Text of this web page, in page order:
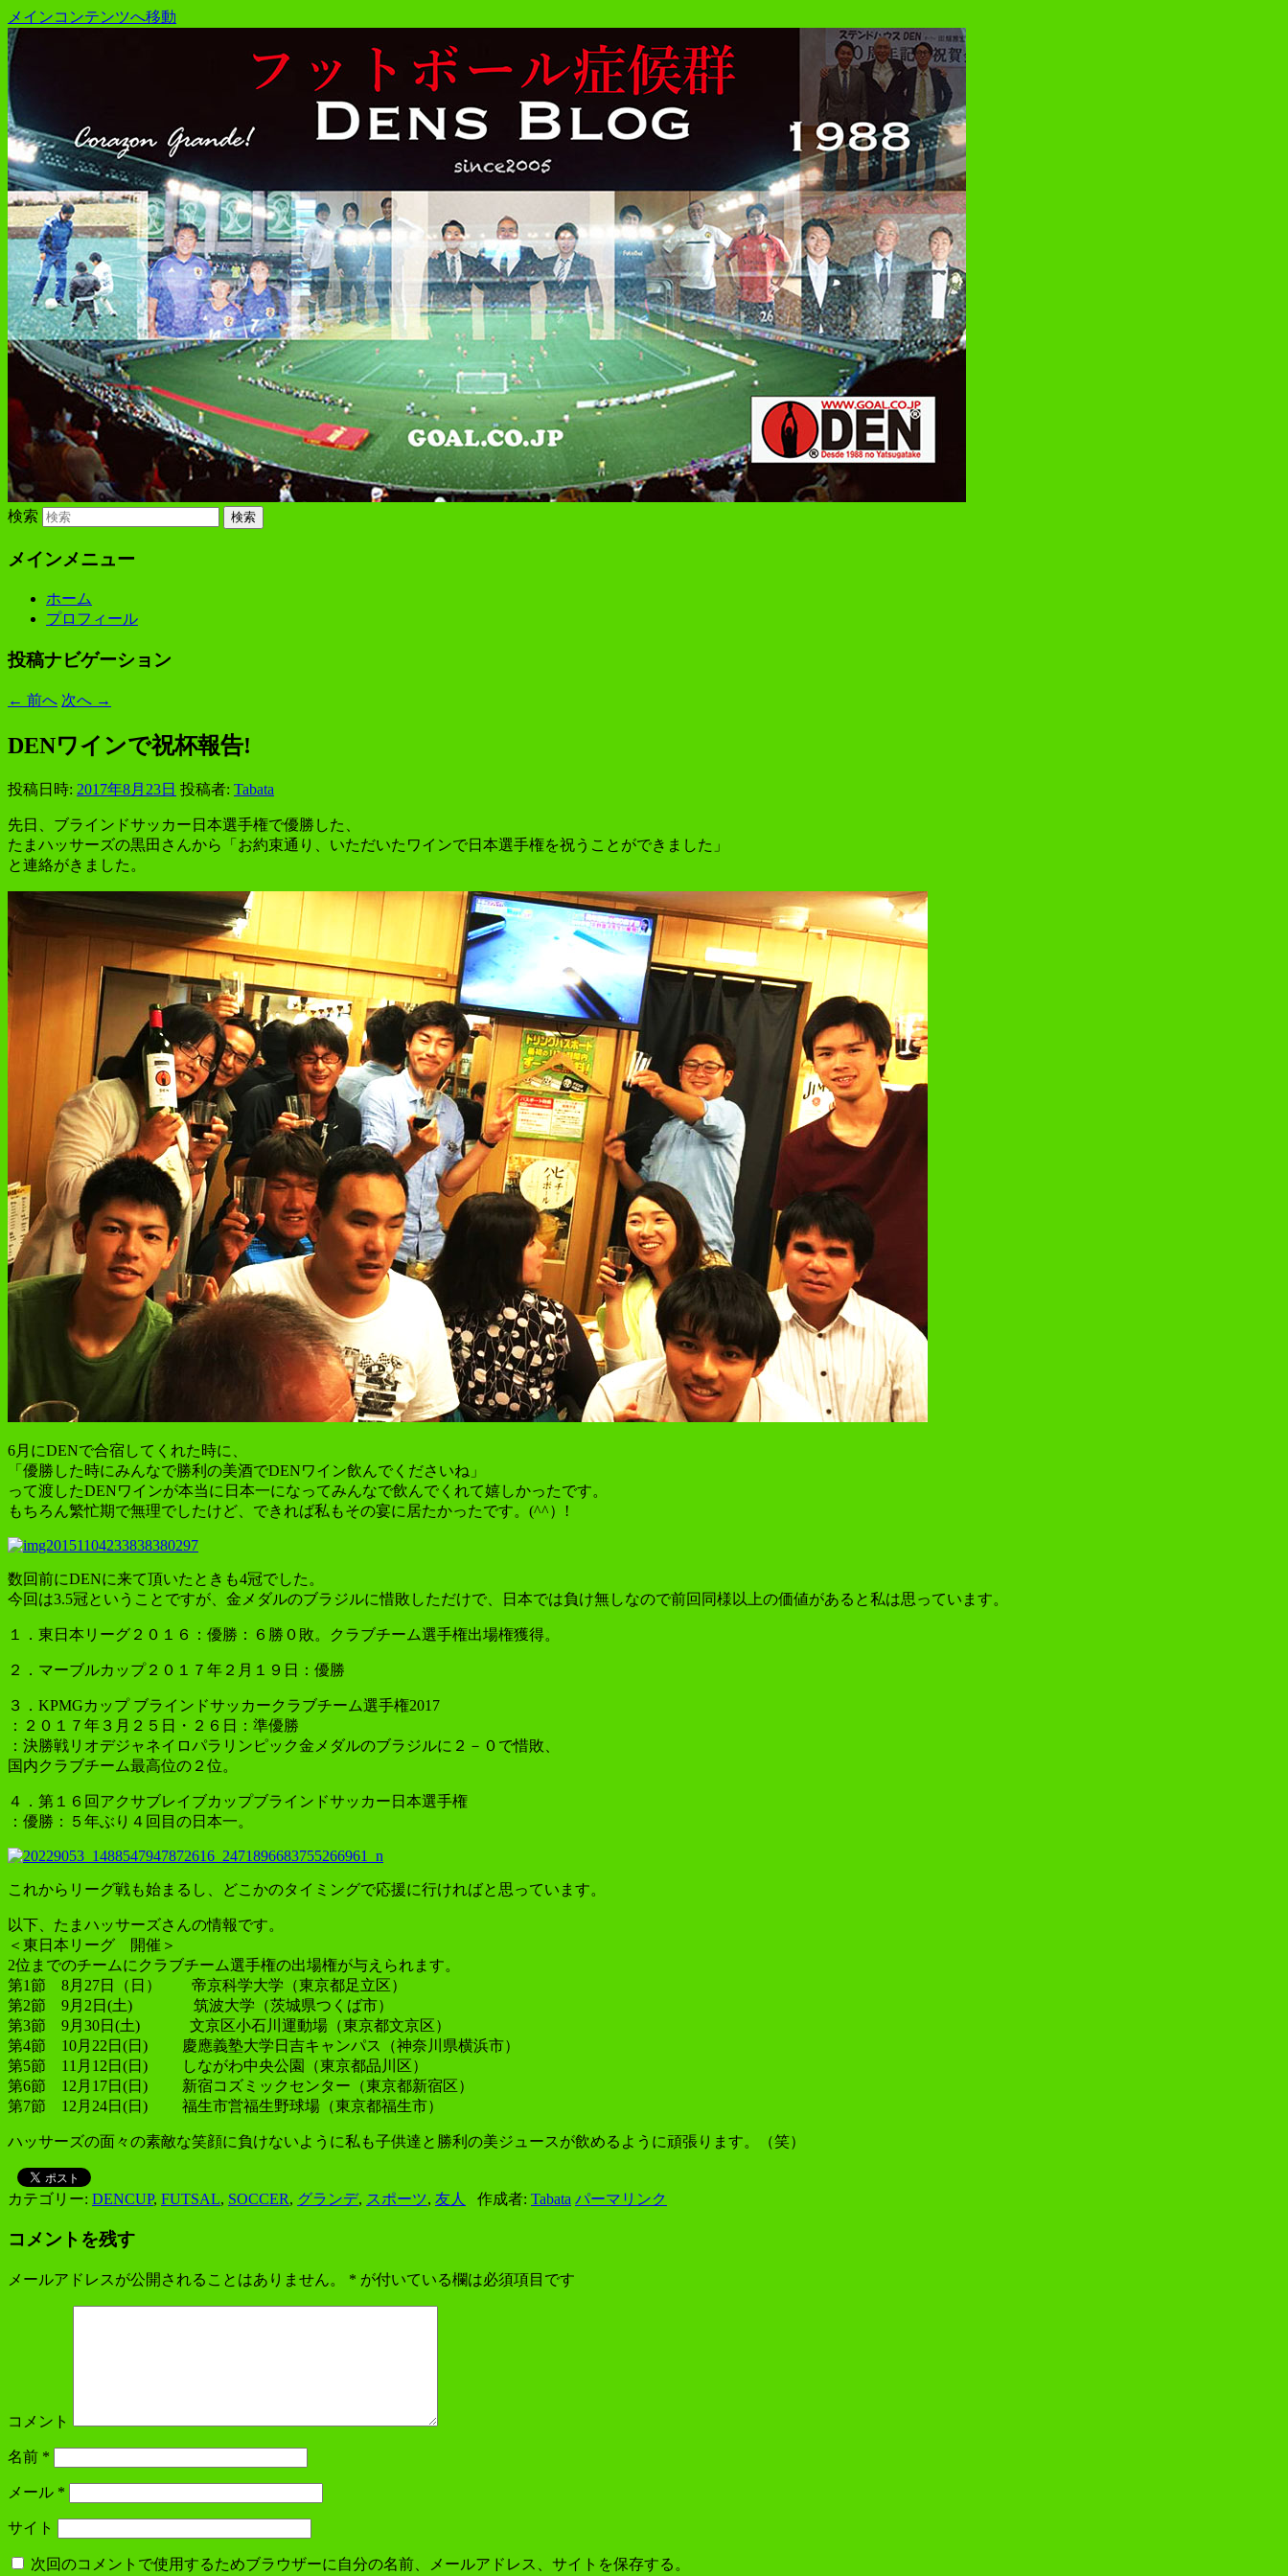
メインコンテンツへ移動
フットボール症候群発令!!
プレーヤー48年・監督30年のおやじが勝手にサッカーの事書いています。
検索
メインメニュー
ホーム
プロフィール
投稿ナビゲーション
← 前へ 次へ →
DENワインで祝杯報告!
投稿日時: 2017年8月23日 投稿者: Tabata
先日、ブラインドサッカー日本選手権で優勝した、
たまハッサーズの黒田さんから「お約束通り、いただいたワインで日本選手権を祝うことができました」
と連絡がきました。
6月にDENで合宿してくれた時に、
「優勝した時にみんなで勝利の美酒でDENワイン飲んでくださいね」
って渡したDENワインが本当に日本一になってみんなで飲んでくれて嬉しかったです。
もちろん繁忙期で無理でしたけど、できれば私もその宴に居たかったです。(^^）!
数回前にDENに来て頂いたときも4冠でした。
今回は3.5冠ということですが、金メダルのブラジルに惜敗しただけで、日本では負け無しなので前回同様以上の価値があると私は思っています。
１．東日本リーグ２０１６：優勝：６勝０敗。クラブチーム選手権出場権獲得。
２．マーブルカップ２０１７年２月１９日：優勝
３．KPMGカップ ブラインドサッカークラブチーム選手権2017
：２０１７年３月２５日・２６日：準優勝
：決勝戦リオデジャネイロパラリンピック金メダルのブラジルに２－０で惜敗、
国内クラブチーム最高位の２位。
４．第１６回アクサブレイブカップブラインドサッカー日本選手権
：優勝：５年ぶり４回目の日本一。
これからリーグ戦も始まるし、どこかのタイミングで応援に行ければと思っています。
以下、たまハッサーズさんの情報です。
＜東日本リーグ 開催＞
2位までのチームにクラブチーム選手権の出場権が与えられます。
第1節 8月27日（日） 帝京科学大学（東京都足立区）
第2節 9月2日(土) 筑波大学（茨城県つくば市）
第3節 9月30日(土) 文京区小石川運動場（東京都文京区）
第4節 10月22日(日) 慶應義塾大学日吉キャンパス（神奈川県横浜市）
第5節 11月12日(日) しながわ中央公園（東京都品川区）
第6節 12月17日(日) 新宿コズミックセンター（東京都新宿区）
第7節 12月24日(日) 福生市営福生野球場（東京都福生市）
ハッサーズの面々の素敵な笑顔に負けないように私も子供達と勝利の美ジュースが飲めるように頑張ります。（笑）
カテゴリー: DENCUP, FUTSAL, SOCCER, グランデ, スポーツ, 友人 作成者: Tabata パーマリンク
コメントを残す
メールアドレスが公開されることはありません。 * が付いている欄は必須項目です
コメント
名前 *
メール *
サイト
次回のコメントで使用するためブラウザーに自分の名前、メールアドレス、サイトを保存する。